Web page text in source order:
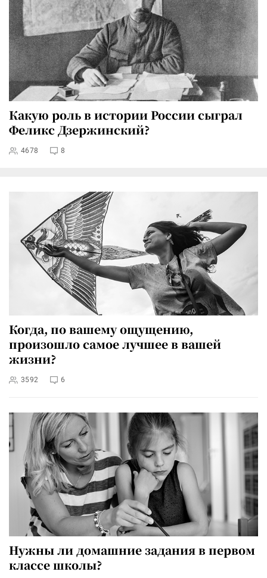
Какую роль в истории России сыграл
Феликс Дзержинский?
4678 8
Когда, по вашему ощущению,
произошло самое лучшее в вашей
жизни?
3592 6
Нужны ли домашние задания в первом
классе школы?